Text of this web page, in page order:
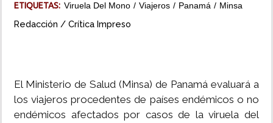
ETIQUETAS: Viruela Del Mono Viajeros Panamá Minsa
Redacción / Crítica Impreso
El Ministerio de Salud (Minsa) de Panamá evaluará a
los viajeros procedentes de países endémicos o no
endémicos afectados por casos de la viruela del